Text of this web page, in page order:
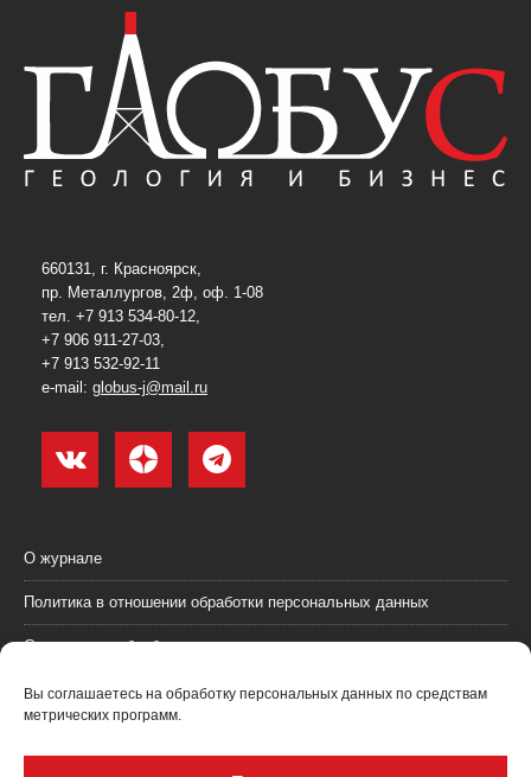
Вы соглашаетесь на обработку персональных данных по средствам
метрических программ.
660131, г. Красноярск,
пр. Металлургов, 2ф, оф. 1-08
тел. +7 913 534-80-12,
+7 906 911-27-03,
+7 913 532-92-11
e-mail: globus-j@mail.ru
О журнале
Политика в отношении обработки персональных данных
Согласие на обработку персональных данных
Пользовательское соглашение (оферта)